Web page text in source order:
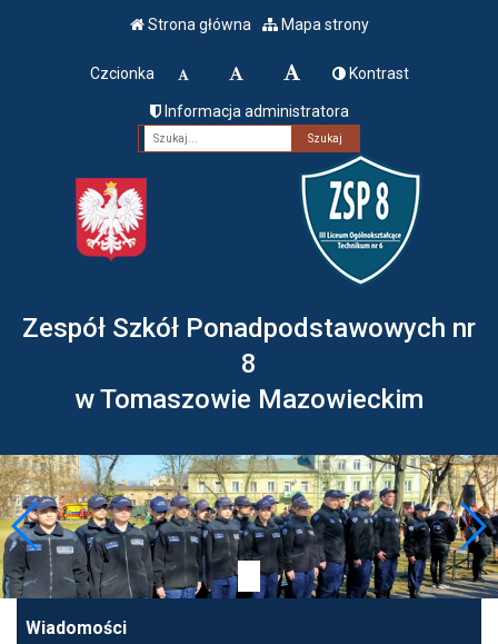
Strona główna Mapa strony
Czcionka Kontrast
Informacja administratora
Fraza
Zespół Szkół Ponadpodstawowych nr
8
w Tomaszowie Mazowieckim
Wiadomości